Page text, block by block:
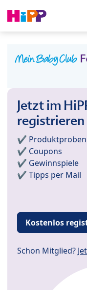
Jetzt im
registrieren
✔️ Produktproben
✔️ Coupons
✔️ Gewinnspiele
✔️ Tipps per Mail
Kostenlos
Schon Mitglied?